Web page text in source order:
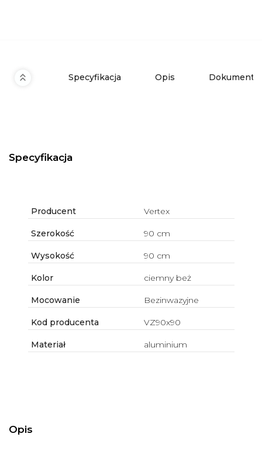
Specyfikacja Opis Dokumenty
Specyfikacja
Producent Vertex
Szerokość 90 cm
Wysokość 90 cm
Kolor ciemny beż
Mocowanie Bezinwazyjne
Kod producenta VZ90x90
Materiał aluminium
Opis